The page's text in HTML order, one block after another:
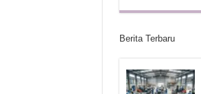
Berita Terbaru